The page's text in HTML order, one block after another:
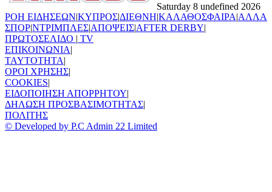
Saturday 8 undefined 2026
ΡΟΗ ΕΙΔΗΣΕΩΝ|ΚΥΠΡΟΣ|ΔΙΕΘΝΗ|ΚΑΛΑΘΟΣΦΑΙΡΑ|ΑΛΛΑ
ΣΠΟΡ|ΝΤΡΙΜΠΛΕΣ|ΑΠΟΨΕΙΣ|AFTER DERBY|
ΠΡΩΤΟΣΕΛΙΔΟ | TV
ΕΠΙΚΟΙΝΩΝΙΑ|
TAYTOTHTA|
ΟΡΟΙ ΧΡΗΣΗΣ|
COOKIES|
ΕΙΔΟΠΟΙΗΣΗ ΑΠΟΡΡΗΤΟΥ|
ΔΗΛΩΣΗ ΠΡΟΣΒΑΣΙΜΟΤΗΤΑΣ|
ΠΟΛΙΤΗΣ
© Developed by P.C Admin 22 Limited